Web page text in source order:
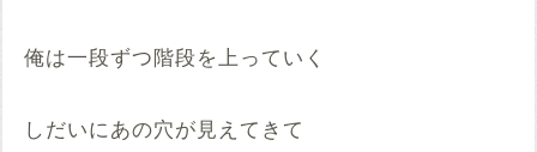
俺は一段ずつ階段を上っていく
しだいにあの穴が見えてきて